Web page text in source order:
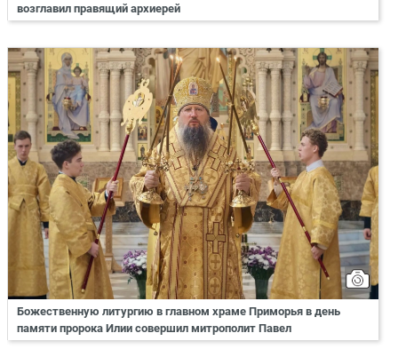
возглавил правящий архиерей
Божественную литургию в главном храме Приморья в день
памяти пророка Илии совершил митрополит Павел